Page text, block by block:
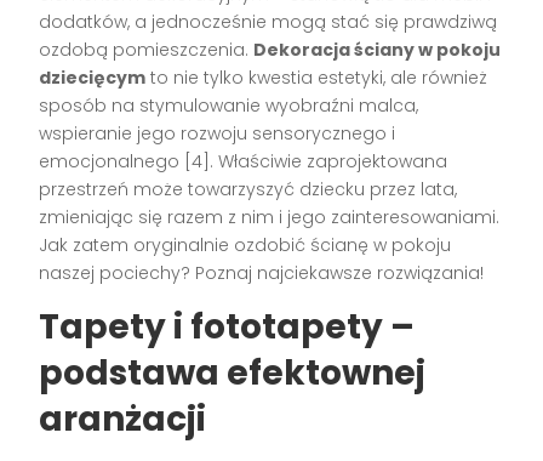
dodatków, a jednocześnie mogą stać się prawdziwą
ozdobą pomieszczenia. Dekoracja ściany w pokoju
dziecięcym to nie tylko kwestia estetyki, ale również
sposób na stymulowanie wyobraźni malca,
wspieranie jego rozwoju sensorycznego i
emocjonalnego [4]. Właściwie zaprojektowana
przestrzeń może towarzyszyć dziecku przez lata,
zmieniając się razem z nim i jego zainteresowaniami.
Jak zatem oryginalnie ozdobić ścianę w pokoju
naszej pociechy? Poznaj najciekawsze rozwiązania!
Tapety i fototapety –
podstawa efektownej
aranżacji